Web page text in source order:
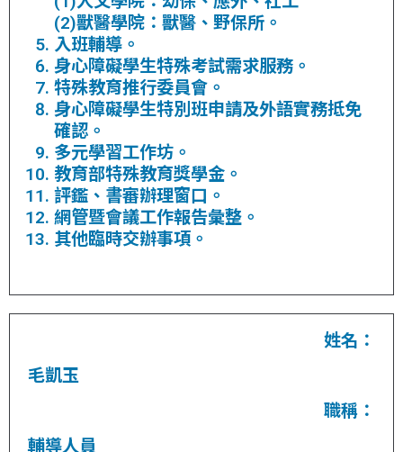
(2)獸醫學院：獸醫、野保所。
入班輔導。
身心障礙學生特殊考試需求服務。
特殊教育推行委員會。
身心障礙學生特別班申請及外語實務抵免
確認。
多元學習工作坊。
教育部特殊教育獎學金。
評鑑、書審辦理窗口。
網管暨會議工作報告彙整。
其他臨時交辦事項。
姓名：
毛凱玉
職稱：
輔導人員